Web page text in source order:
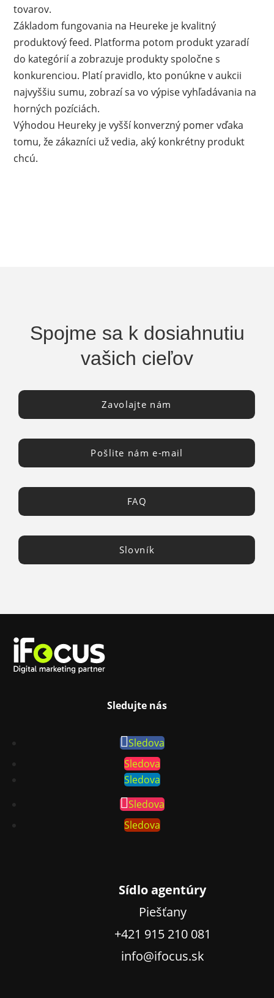
tovarov.
Základom fungovania na Heureke je kvalitný
produktový feed. Platforma potom produkt yzaradí
do kategórií a zobrazuje produkty spoločne s
konkurenciou. Platí pravidlo, kto ponúkne v aukcii
najvyššiu sumu, zobrazí sa vo výpise vyhľadávania na
horných pozíciách.
Výhodou Heureky je vyšší konverzný pomer vďaka
tomu, že zákazníci už vedia, aký konkrétny produkt
chcú.
Spojme sa k dosiahnutiu
vašich cieľov
Zavolajte nám
Pošlite nám e-mail
FAQ
Slovník
Sledujte nás
Sledova
Sledova
Sledova
Sledova
Sledova
Sídlo agentúry
Piešťany
+421 915 210 081
info@ifocus.sk